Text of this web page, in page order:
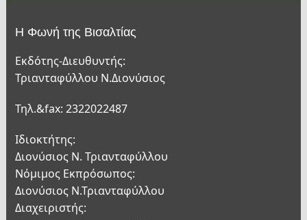
Η Φωνή της Βισαλτίας
Εκδότης-Διευθυντής:
Τριανταφύλλου Ν.Διονύσιος
Τηλ.&fax: 2322022487
Ιδιοκτήτης:
Διονύσιος Ν. Τριανταφύλλου
Νόμιμος Εκπρόσωπος:
Διονύσιος Ν.Τριανταφύλλου
Διαχειριστής: